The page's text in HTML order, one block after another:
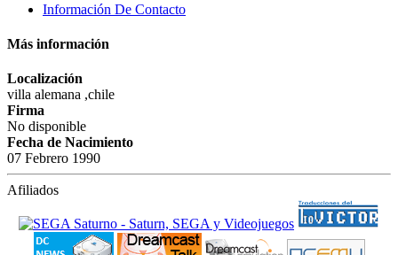
Información De Contacto
Más información
Localización
villa alemana ,chile
Firma
No disponible
Fecha de Nacimiento
07 Febrero 1990
Afiliados